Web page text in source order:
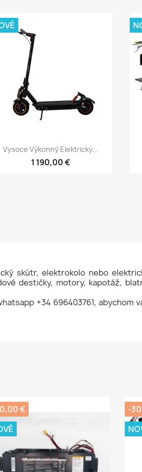
Rychlý náhled
Vysoce Výkonný Elektrický...
1 190,00 €
skútr, elektrokolo nebo
destičky, motory, kapotáž,
+34 696403761, abychom
€
-